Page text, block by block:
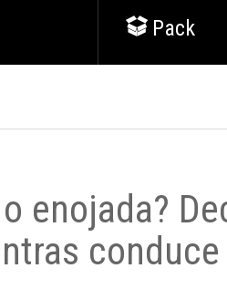
Pack
enojada?
conduce